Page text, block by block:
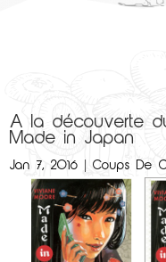
A la découverte
Made in Japan
Jan 7, 2016 |Coups De